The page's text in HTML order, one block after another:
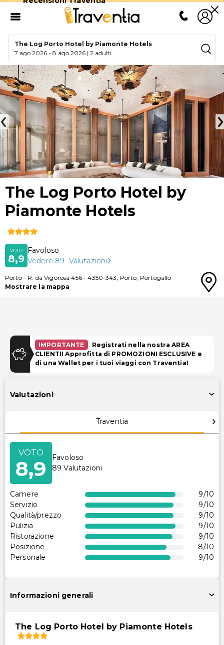
The Log Porto Hotel by Piamonte Hotels
7 ago 2026 -8 ago 2026 |2 adulti
The Log Porto Hotel by
Piamonte Hotels
VOTO
8,9
Favoloso
Vedere 89 Valutazioni
Porto- R. da Vigorosa 456-4350-343, Porto, Portogallo
Mostrare la mappa
IMPORTANTE
Registrati nella nostra AREA
CLIENTI! Approfitta di PROMOZIONI ESCLUSIVE e
di una Wallet per i tuoi viaggi con Traventia!
Valutazioni
Traventia
VOTO
8,9
Favoloso
89 Valutazioni
Camere 9/10
Servizio
9/10
Qualità/prezzo
9/10
Pulizia
9/10
Ristorazione
9/10
Posizione
8/10
Personale
9/10
Informazioni generali
The Log Porto Hotel by Piamonte Hotels